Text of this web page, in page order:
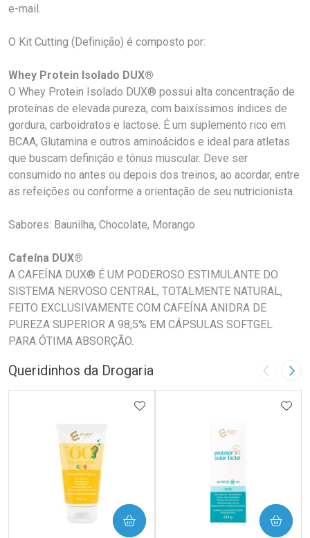
e-mail.
O Kit Cutting (Definição) é composto por:
Whey Protein Isolado DUX®
O Whey Protein Isolado DUX® possui alta concentração de
proteínas de elevada pureza, com baixíssimos índices de
gordura, carboidratos e lactose. É um suplemento rico em
BCAA, Glutamina e outros aminoácidos e ideal para atletas
que buscam definição e tônus muscular. Deve ser
consumido no antes ou depois dos treinos, ao acordar, entre
as refeições ou conforme a orientação de seu nutricionista.
Sabores: Baunilha, Chocolate, Morango
Cafeína DUX®
A CAFEÍNA DUX® É UM PODEROSO ESTIMULANTE DO
SISTEMA NERVOSO CENTRAL, TOTALMENTE NATURAL,
FEITO EXCLUSIVAMENTE COM CAFEÍNA ANIDRA DE
PUREZA SUPERIOR A 98,5% EM CÁPSULAS SOFTGEL
PARA ÓTIMA ABSORÇÃO.
Queridinhos da Drogaria Imagem
ADICIONAR AOS FAVORITOS
COMPRAR COMPRAR